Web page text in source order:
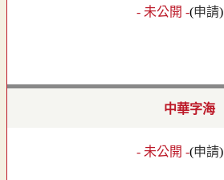
- 未公開 -(申請)
中華字海
- 未公開 -(申請)